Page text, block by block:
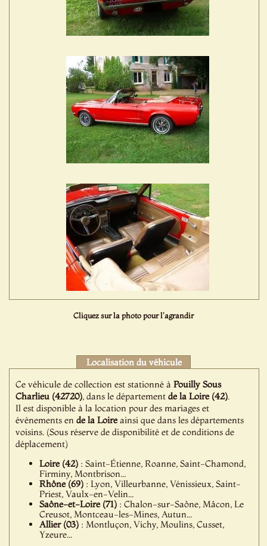
Cliquez sur la photo pour l'agrandir
Localisation du véhicule
Ce véhicule de collection est stationné àPouilly Sous
Charlieu (42720), dans le départementde la Loire (42).
Il est disponible à la location pour des mariages et
événements ende la Loireainsi que dans les départements
voisins. (Sous réserve de disponibilité et de conditions de
déplacement)
Loire (42) : Saint-Étienne, Roanne, Saint-Chamond,
Firminy, Montbrison...
Rhône (69) : Lyon, Villeurbanne, Vénissieux, Saint-
Priest, Vaulx-en-Velin...
Saône-et-Loire (71) : Chalon-sur-Saône, Mâcon, Le
Creusot, Montceau-les-Mines, Autun...
Allier (03) : Montluçon, Vichy, Moulins, Cusset,
Yzeure...